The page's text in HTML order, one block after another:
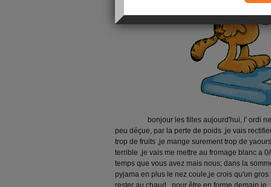
bonjour les filles aujourd'hui, l' ordi ne
peu déçue, par la perte de poids ,je vais
trop de fruits ,je mange surement trop de
terrible ,je vais me mettre au fromage blanc a
temps que vous avez mais nous; dans la
pyjama en plus le nez coule,je crois qu'un
rester au chaud ,pour être en forme demain je